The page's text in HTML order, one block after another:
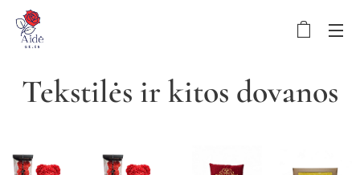
Tekstilės ir kitos dovanos